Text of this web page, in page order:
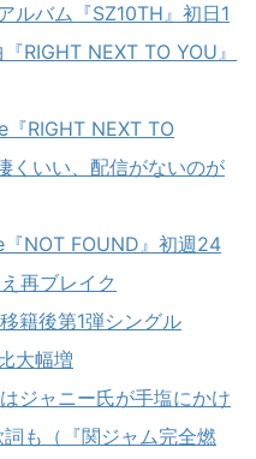
ルバム『SZ10TH』初日1
RIGHT NEXT TO YOU』
RIGHT NEXT TO
くいい、配信がないのが
NOT FOUND』初週24
再ブレイク
籍後第1弾シングル
大幅増
ジャニー氏が手塩にかけ
も（『関ジャム完全燃